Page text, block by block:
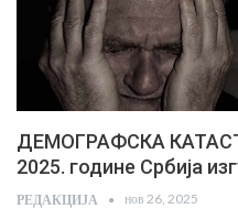
ДЕМОГРАФСКА
2025. године Србија
РЕДАКЦИЈА нов 26, 2025